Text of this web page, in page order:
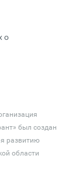
о
был создан
развитию
области